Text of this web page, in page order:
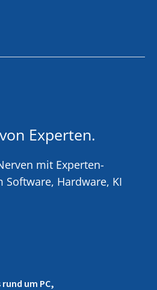
Experten.
mit Experten-
Software, Hardware, KI
um PC,